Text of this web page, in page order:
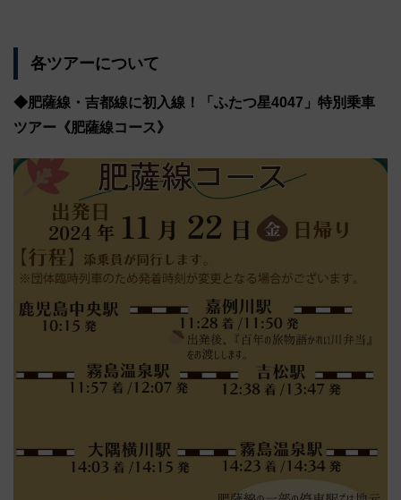
各ツアーについて
◆肥薩線・吉都線に初入線！「ふたつ星4047」特別乗車
ツアー《肥薩線コース》